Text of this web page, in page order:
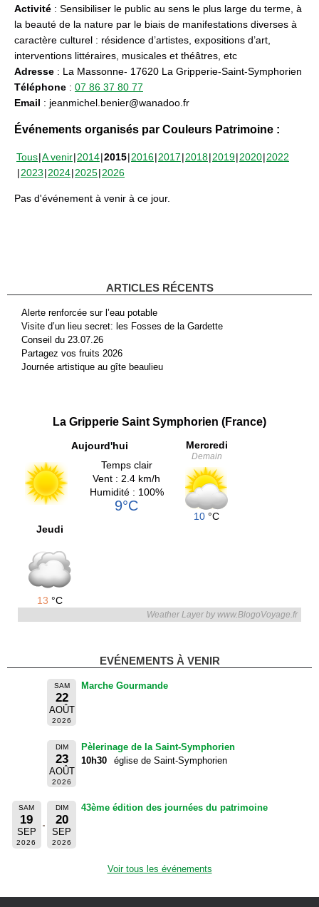
Activité : Sensibiliser le public au sens le plus large du terme, à
la beauté de la nature par le biais de manifestations diverses à
caractère culturel : résidence d’artistes, expositions d’art,
interventions littéraires, musicales et théâtres, etc
Adresse : La Massonne- 17620 La Gripperie-Saint-Symphorien
Téléphone : 07 86 37 80 77
Email : jeanmichel.benier@wanadoo.fr
Événements organisés par Couleurs Patrimoine :
Tous A venir 2014 2015 2016 2017 2018 2019 2020 2022
2023 2024 2025 2026
Pas d'événement à venir à ce jour.
ARTICLES RÉCENTS
Alerte renforcée sur l’eau potable
Visite d’un lieu secret: les Fosses de la Gardette
Conseil du 23.07.26
Partagez vos fruits 2026
Journée artistique au gîte beaulieu
La Gripperie Saint Symphorien (France)
Aujourd'hui
Temps clair
Vent : 2.4 km/h
Humidité : 100%
9°C
Mercredi
Demain
10 °C
Jeudi
13 °C
Weather Layer by www.BlogoVoyage.fr
EVÉNEMENTS À VENIR
SAM
22
AOÛT
2026
Marche Gourmande
DIM
23
AOÛT
2026
Pèlerinage de la Saint-Symphorien
10h30
église de Saint-Symphorien
SAM
19
SEP
2026
DIM
20
SEP
2026
43ème édition des journées du patrimoine
Voir tous les événements